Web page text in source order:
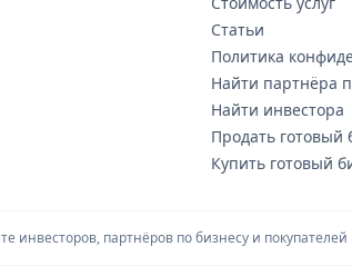
Статьи
Политика
Найти партнёра
Найти инвестора
Продать готовый
Купить готовый
инвесторов, партнёров по бизнесу и